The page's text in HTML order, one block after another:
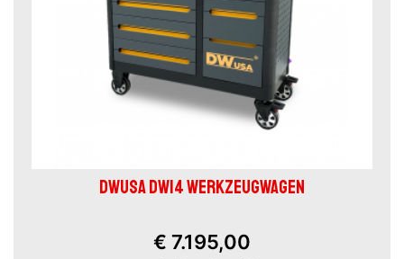
DWUSA DW14 WERKZEUGWAGEN
€ 7.195,00